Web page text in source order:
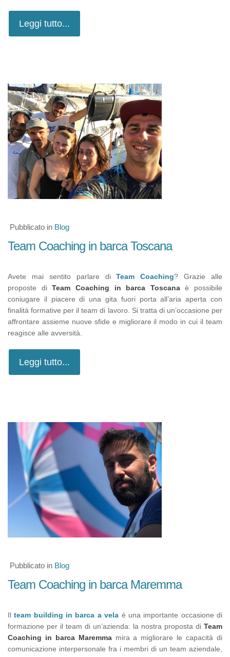
Leggi tutto...
Pubblicato in Blog
Team Coaching in barca Toscana
Avete mai sentito parlare diTeam Coaching? Grazie alle
proposte diTeam Coaching in barca Toscanaè possibile
coniugare il piacere di una gita fuori porta all’aria aperta con
finalità formative per il team di lavoro. Si tratta di un’occasione per
affrontare assieme nuove sfide e migliorare il modo in cui il team
reagisce alle avversità.
Leggi tutto...
Pubblicato in Blog
Team Coaching in barca Maremma
Ilteam building in barca a vela è una importante occasione di
formazione per il team di un’azienda: la nostra proposta di Team
Coaching in barca Maremmamira a migliorare le capacità di
comunicazione interpersonale fra i membri di un team aziendale,